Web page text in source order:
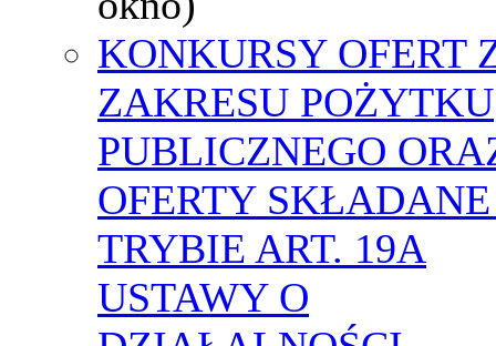
KONKURSY OFERT
ZAKRESU POŻYTKU
PUBLICZNEGO
OFERTY
TRYBIE ART. 19A
USTAWY O